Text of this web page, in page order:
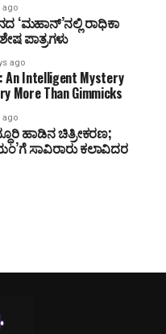
ago
‘ಮಹಾನ್’ನಲ್ಲಿ ರಾಧಿಕಾ
ಪಾತ್ರಗಳು
ago
An Intelligent Mystery
More Than Gimmicks
ago
ಹಾಡಿನ ಚಿತ್ರೀಕರಣ;
ಸಾವಿರಾರು ಕಲಾವಿದರ